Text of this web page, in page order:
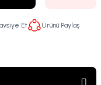
Et
Ürünü Paylaş